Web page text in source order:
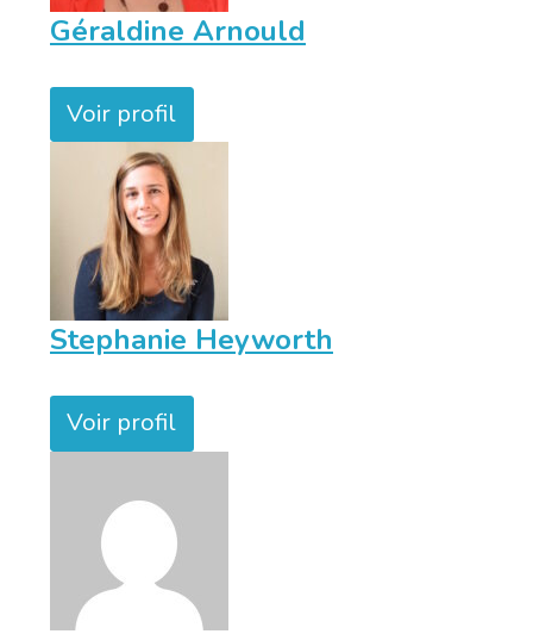
Géraldine Arnould
Voir profil
Stephanie Heyworth
Voir profil